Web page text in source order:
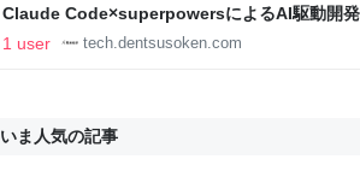
Claude Code×superpowersによるAI駆動開
1 user
tech.dentsusoken.com
いま人気の記事